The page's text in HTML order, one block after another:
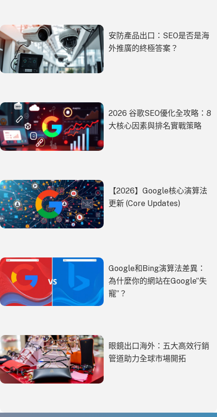
安防產品出口：SEO是否是海
外推廣的終極答案？
2026 谷歌SEO優化全攻略：8
大核心因素與排名實戰策略
【2026】Google核心演算法
更新 (Core Updates)
Google和Bing演算法差異：
為什麼你的網站在Google”失
寵”？
眼鏡出口海外：五大高效行銷
管道助力全球市場開拓